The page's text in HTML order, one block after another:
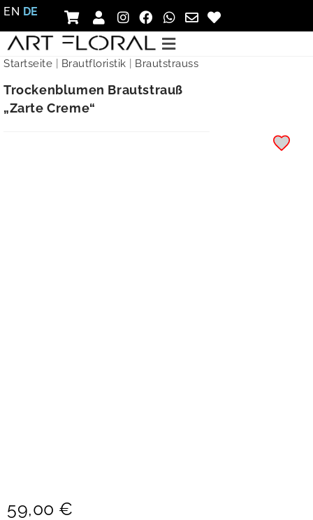
EN DE
Startseite Brautfloristik Brautstrauss
Trockenblumen Brautstrauß
„Zarte Creme“
59,00 €